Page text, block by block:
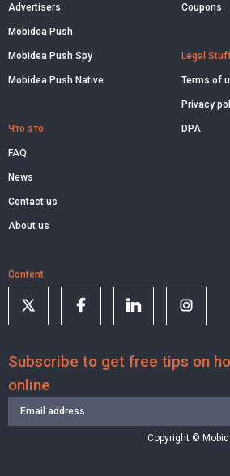
Advertisers
Mobidea Push
Mobidea Push Spy
Mobidea Push Native
Что это
FAQ
News
Contact us
About us
Coupons
Legal
Terms of
Privacy
DPA
Content
Subscribe to get free tips on
online
Copyright ©